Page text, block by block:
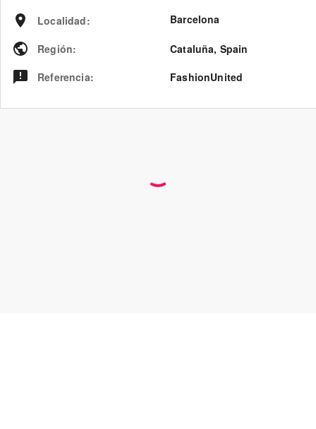
Localidad: Barcelona
Región: Cataluña, Spain
Referencia: FashionUnited